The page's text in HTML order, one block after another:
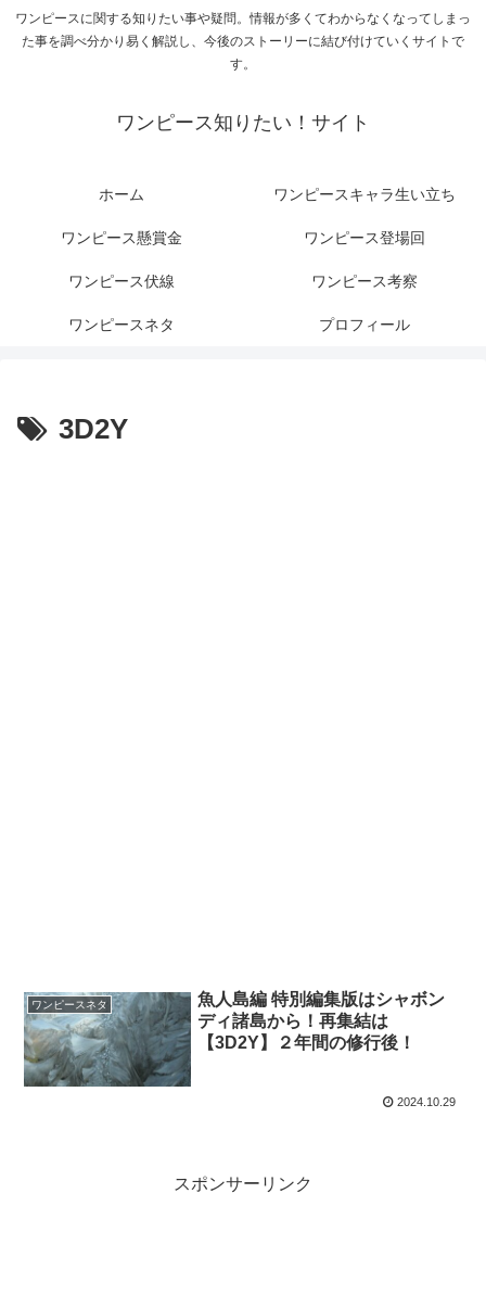
ワンピースに関する知りたい事や疑問。情報が多くてわからなくなってしまっ
た事を調べ分かり易く解説し、今後のストーリーに結び付けていくサイトで
す。
ワンピース知りたい！サイト
ホーム ワンピースキャラ生い立ち
ワンピース懸賞金 ワンピース登場回
ワンピース伏線 ワンピース考察
ワンピースネタ プロフィール
3D2Y
ワンピースネタ
魚人島編 特別編集版はシャボン
ディ諸島から！再集結は
【3D2Y】２年間の修行後！
2024.10.29
スポンサーリンク